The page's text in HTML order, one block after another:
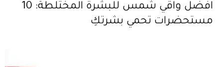
افضل واقي شمس للبشرة المختلطة: 10
مستحضرات تحمي بشرتكِ